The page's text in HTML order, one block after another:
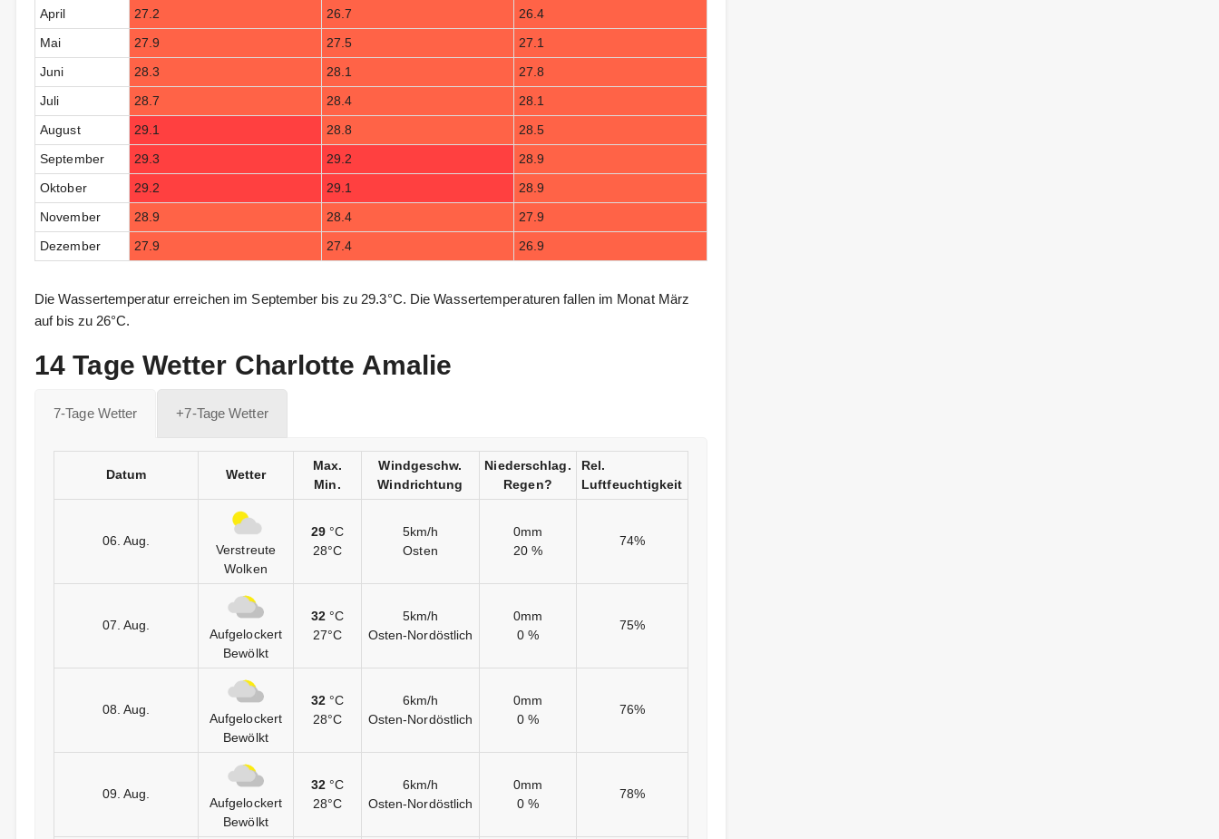
April 27.2 26.7 26.4
Mai 27.9 27.5 27.1
Juni 28.3 28.1 27.8
Juli 28.7 28.4 28.1
August 29.1 28.8 28.5
September 29.3 29.2 28.9
Oktober 29.2 29.1 28.9
November 28.9 28.4 27.9
Dezember 27.9 27.4 26.9
Die Wassertemperatur erreichen im September bis zu 29.3°C. Die Wassertemperaturen fallen im Monat März
auf bis zu 26°C.
14 Tage Wetter Charlotte Amalie
7-Tage Wetter +7-Tage Wetter
Datum Wetter
Max.
Min.
Windgeschw.
Windrichtung
Niederschlag.
Regen?
Rel.
Luftfeuchtigkeit
06. Aug.
Verstreute
Wolken
29 °C
28°C
5km/h
Osten
0mm
20 %
74%
07. Aug.
Aufgelockert
Bewölkt
32 °C
27°C
5km/h
Osten-Nordöstlich
0mm
0 %
75%
08. Aug.
Aufgelockert
Bewölkt
32 °C
28°C
6km/h
Osten-Nordöstlich
0mm
0 %
76%
09. Aug.
Aufgelockert
Bewölkt
32 °C
28°C
6km/h
Osten-Nordöstlich
0mm
0 %
78%